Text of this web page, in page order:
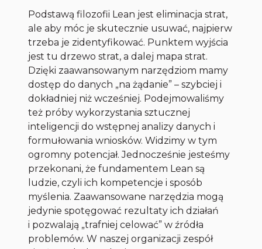
Podstawą filozofii Lean jest eliminacja strat,
ale aby móc je skutecznie usuwać, najpierw
trzeba je zidentyfikować. Punktem wyjścia
jest tu drzewo strat, a dalej mapa strat.
Dzięki zaawansowanym narzędziom mamy
dostęp do danych „na żądanie” – szybciej i
dokładniej niż wcześniej. Podejmowaliśmy
też próby wykorzystania sztucznej
inteligencji do wstępnej analizy danych i
formułowania wniosków. Widzimy w tym
ogromny potencjał. Jednocześnie jesteśmy
przekonani, że fundamentem Lean są
ludzie, czyli ich kompetencje i sposób
myślenia. Zaawansowane narzędzia mogą
jedynie spotęgować rezultaty ich działań
i pozwalają „trafniej celować” w źródła
problemów. W naszej organizacji zespół